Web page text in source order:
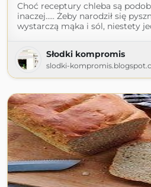
Choć receptury chleba są
inaczej..... Żeby narodził się
wystarczą mąka i sól, niestety
Słodki kompromis
slodki-